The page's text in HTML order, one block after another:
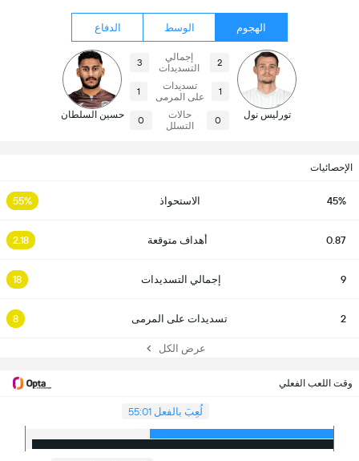
الهجوم الوسط الدفاع
تورليس نول
2
إجمالي
التسديدات
3
1
تسديدات
على المرمى
1
0
حالات
التسلل
0 حسين السلطان
الإحصائيات
45% الاستحواذ 55%
0.87 أهداف متوقعة 2.18
9 إجمالي التسديدات 18
2 تسديدات على المرمى 8
عرض الكل
وقت اللعب الفعلي
لُعِبَ بالفعل 55:01